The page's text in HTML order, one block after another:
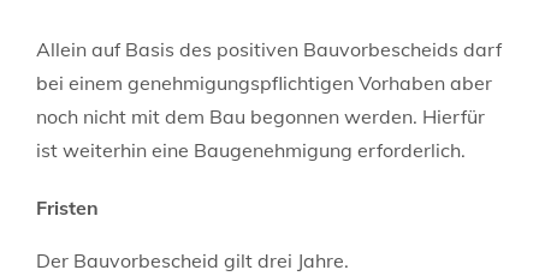
Allein auf Basis des positiven Bauvorbescheids darf
bei einem genehmigungspflichtigen Vorhaben aber
noch nicht mit dem Bau begonnen werden. Hierfür
ist weiterhin eine Baugenehmigung erforderlich.
Fristen
Der Bauvorbescheid gilt drei Jahre.